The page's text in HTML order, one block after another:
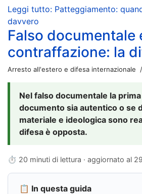
Leggi tutto: Patteggiamento:
davvero
Falso documentale
contraffazione: la
Arresto all'estero e difesa internazionale
Nel falso documentale la
documento sia autentico o se
materiale e ideologica sono
difesa è opposta.
⏱ 20 minuti di lettura · aggiornato al
📋 In questa guida